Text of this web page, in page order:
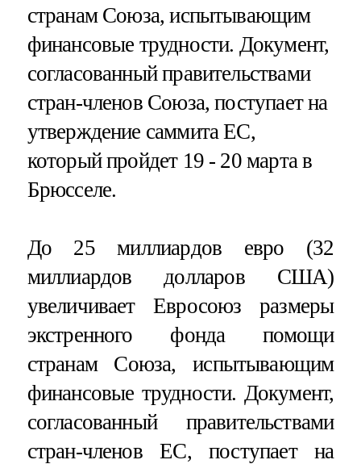
странам Союза, испытывающим
финансовые трудности. Документ,
согласованный правительствами
стран-членов Союза, поступает на
утверждение саммита ЕС,
который пройдет 19 - 20 марта в
Брюсселе.
До 25 миллиардов евро (32
миллиардов долларов США)
увеличивает Евросоюз размеры
экстренного фонда помощи
странам Союза, испытывающим
финансовые трудности. Документ,
согласованный правительствами
стран-членов ЕС, поступает на